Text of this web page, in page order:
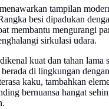
tampilan
besi dipadukan
membantu mengurangi
sirkulasi udara.
kuat dan tahan lama
di lingkungan
kaku, tambahkan
bernuansa hangat